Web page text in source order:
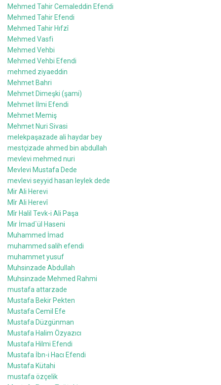
Mehmed Tahir Cemaleddin Efendi
Mehmed Tahir Efendi
Mehmed Tahir Hıfzî
Mehmed Vasfi
Mehmed Vehbi
Mehmed Vehbi Efendi
mehmed ziyaeddin
Mehmet Bahri
Mehmet Dimeşki (şami)
Mehmet İlmi Efendi
Mehmet Memiş
Mehmet Nuri Sivasi
melekpaşazade ali haydar bey
mestçizade ahmed bin abdullah
mevlevi mehmed nuri
Mevlevi Mustafa Dede
mevlevi seyyid hasan leylek dede
Mir Ali Herevi
Mîr Ali Herevî
Mîr Halil Tevk-i Ali Paşa
Mir İmad`ül Haseni
Muhammed İmad
muhammed salih efendi
muhammet yusuf
Muhsinzade Abdullah
Muhsinzade Mehmed Rahmi
mustafa attarzade
Mustafa Bekir Pekten
Mustafa Cemil Efe
Mustafa Düzgünman
Mustafa Halim Özyazıcı
Mustafa Hilmi Efendi
Mustafa İbn-i Hacı Efendi
Mustafa Kütahi
mustafa özçelik